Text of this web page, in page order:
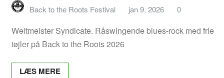
Betalingsmuligheder
Café Scenen
Back to the Roots Festival jan 9, 2026 0
Weltmeister Syndicate. Råswingende blues-rock med frie
tøjler på Back to the Roots 2026
LÆS MERE